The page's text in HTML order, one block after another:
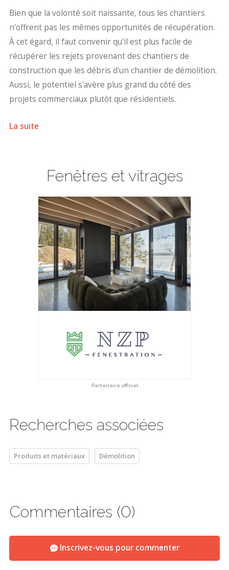
Bien que la volonté soit naissante, tous les chantiers
n'offrent pas les mêmes opportunités de récupération.
À cet égard, il faut convenir qu'il est plus facile de
récupérer les rejets provenant des chantiers de
construction que les débris d'un chantier de démolition.
Aussi, le potentiel s'avère plus grand du côté des
projets commerciaux plutôt que résidentiels.
La suite
Fenêtres et vitrages
Partenaire officiel
Recherches associées
Produits et matériaux Démolition
Commentaires (0)
Inscrivez-vous pour commenter